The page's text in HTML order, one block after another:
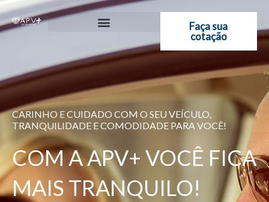
Ir
para
Faça sua
cotação
CARINHO E CUIDADO COM O SEU VEÍCULO,
TRANQUILIDADE E COMODIDADE PARA VOCÊ!
COM A APV+ VOCÊ FICA
MAIS TRANQUILO!